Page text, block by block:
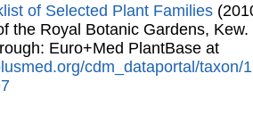
of Selected Plant Families
the Royal Botanic Gardens, Kew.
Euro+Med PlantBase at
cdm_dataportal/taxon/